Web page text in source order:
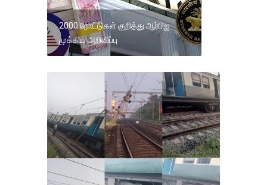
2000 நோட்டுகள் குறித்து ஆர்பிஐ
முக்கிய அறிவிப்பு